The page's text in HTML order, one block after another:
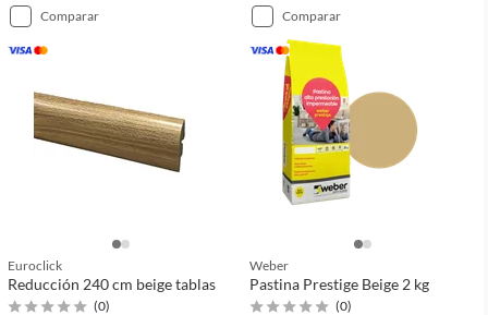
comparar
Euroclick
Reducción 240 cm beige tablas
(0)
comparar
Weber
Pastina Prestige Beige 2 kg
(0)